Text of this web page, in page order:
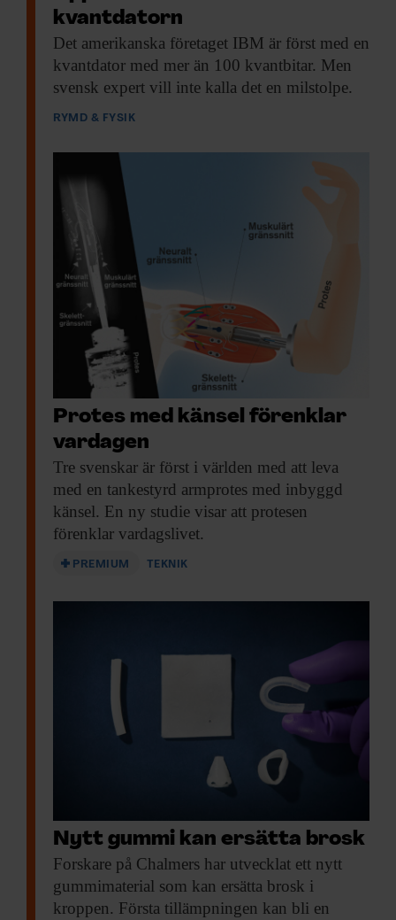
kvantdatorn
Det amerikanska företaget IBM är först med en
kvantdator med mer än 100 kvantbitar. Men
svensk expert vill inte kalla det en milstolpe.
RYMD & FYSIK
Protes med känsel förenklar
vardagen
Tre svenskar är först i världen med att leva
med en tankestyrd armprotes med inbyggd
känsel. En ny studie visar att protesen
förenklar vardagslivet.
PREMIUM TEKNIK
Nytt gummi kan ersätta brosk
Forskare på Chalmers har utvecklat ett nytt
gummimaterial som kan ersätta brosk i
kroppen. Första tillämpningen kan bli en